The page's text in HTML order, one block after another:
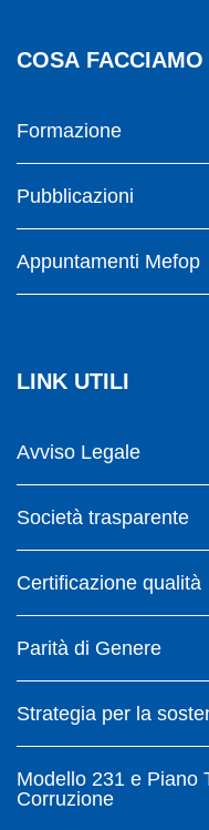
COSA FACCIAMO
Formazione
Pubblicazioni
Appuntamenti Mefop
LINK UTILI
Avviso Legale
Società trasparente
Certificazione qualità
Parità di Genere
Strategia per la
Modello 231 e Piano
Corruzione